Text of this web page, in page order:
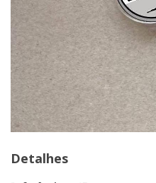
Detalhes